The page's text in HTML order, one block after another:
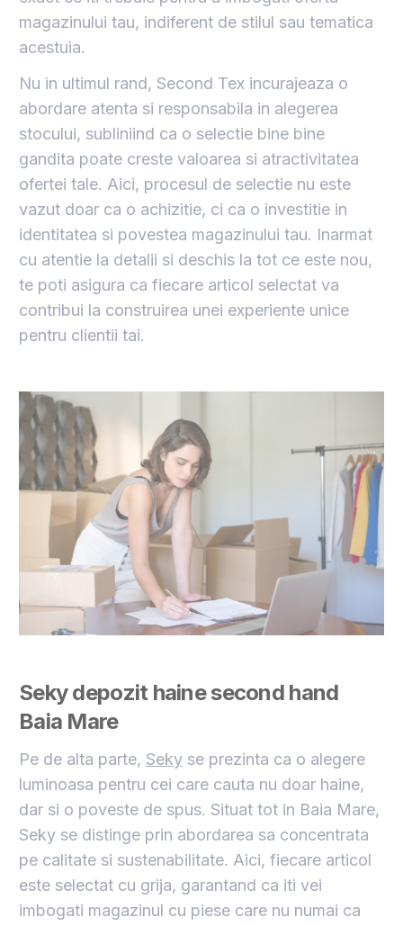
magazinului tau, indiferent de stilul sau tematica
acestuia.
Nu in ultimul rand, Second Tex incurajeaza o
abordare atenta si responsabila in alegerea
stocului, subliniind ca o selectie bine bine
gandita poate creste valoarea si atractivitatea
ofertei tale. Aici, procesul de selectie nu este
vazut doar ca o achizitie, ci ca o investitie in
identitatea si povestea magazinului tau. Inarmat
cu atentie la detalii si deschis la tot ce este nou,
te poti asigura ca fiecare articol selectat va
contribui la construirea unei experiente unice
pentru clientii tai.
Sekydepozit haine second hand
Baia Mare
Pe de alta parte, Seky se prezinta ca o alegere
luminoasa pentru cei care cauta nu doar haine,
dar si o poveste de spus. Situat tot in Baia Mare,
Seky se distinge prin abordarea sa concentrata
pe calitate si sustenabilitate. Aici, fiecare articol
este selectat cu grija, garantand ca iti vei
imbogati magazinul cu piese care nu numai ca